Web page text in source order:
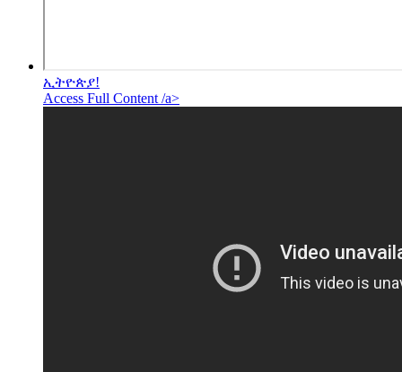
ኢትዮጵያ!
Access Full Content /a>